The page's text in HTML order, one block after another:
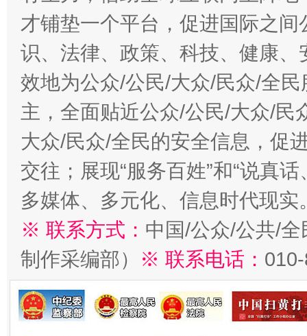
才铺垫一个平台，促进国际之
识、法律、政策、科技、健康
效地为公众/公民/大众/民众/全
主，全面贴近公众/公民/大众/民
大众/民众/全民的安全信息，促
交往；展现“服务百姓”和“说真
多媒体、多元化、信息时代现实
※ 联系方式： 中国/公众/公共/
制作采编部）
※ 联系电话：